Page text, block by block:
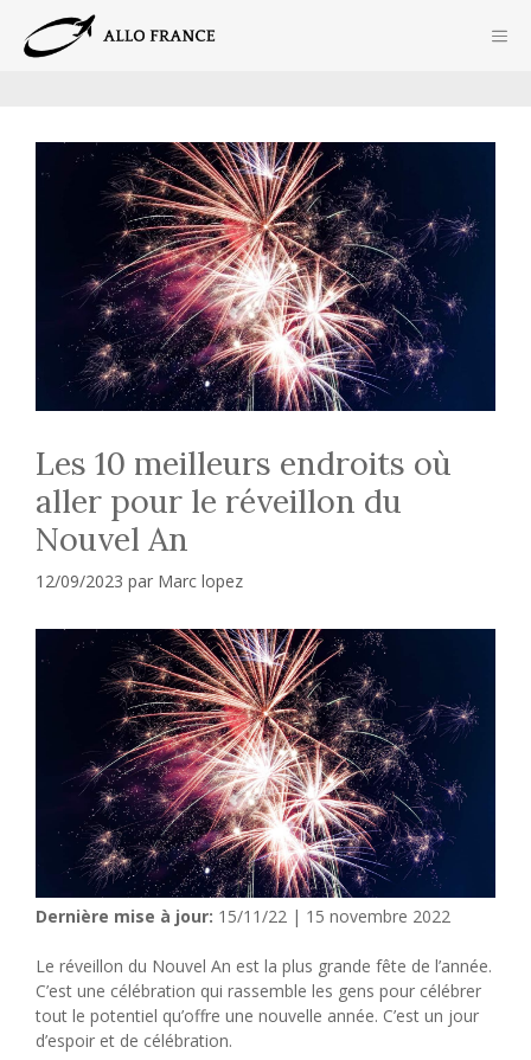
contenu
Les 10 meilleurs endroits où
aller pour le réveillon du
Nouvel An
12/09/2023 par Marc lopez
Dernière mise à jour: 15/11/22 | 15 novembre 2022
Le réveillon du Nouvel An est la plus grande fête de l’année.
C’est une célébration qui rassemble les gens pour célébrer
tout le potentiel qu’offre une nouvelle année. C’est un jour
d’espoir et de célébration.